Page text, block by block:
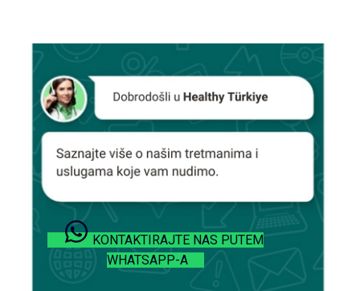
KONTAKTIRAJTE NAS PUTEM
WHATSAPP-A